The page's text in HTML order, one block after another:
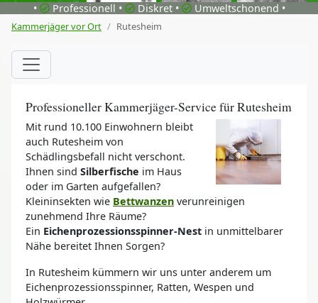
• Professionell • Diskret • Umweltschonend •
Kammerjäger vor Ort Rutesheim
Professioneller Kammerjäger-Service für Rutesheim
Mit rund 10.100 Einwohnern bleibt
auch Rutesheim von
Schädlingsbefall nicht verschont.
Ihnen sind Silberfische im Haus
oder im Garten aufgefallen?
Kleininsekten wie Bettwanzen verunreinigen
zunehmend Ihre Räume?
Ein Eichenprozessionsspinner-Nest in unmittelbarer
Nähe bereitet Ihnen Sorgen?
In Rutesheim kümmern wir uns unter anderem um
Eichenprozessionsspinner, Ratten, Wespen und